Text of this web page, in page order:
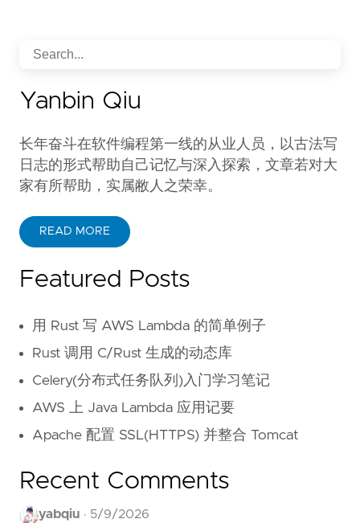
Yanbin Qiu
长年奋斗在软件编程第一线的从业人员，以古法写
日志的形式帮助自己记忆与深入探索，文章若对大
家有所帮助，实属敝人之荣幸。
READ MORE
Featured Posts
用 Rust 写 AWS Lambda 的简单例子
Rust 调用 C/Rust 生成的动态库
Celery(分布式任务队列)入门学习笔记
AWS 上 Java Lambda 应用记要
Apache 配置 SSL(HTTPS) 并整合 Tomcat
Recent Comments
yabqiu · 5/9/2026